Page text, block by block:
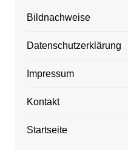
Bildnachweise
Datenschutzerklärung
Impressum
Kontakt
Startseite